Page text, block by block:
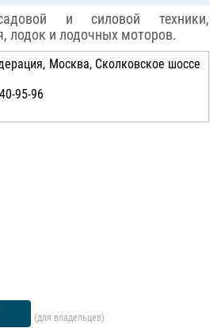
садовой и силовой техники,
лодок и лодочных моторов.
Москва, Сколковское шоссе
95-96
(для владельцев)